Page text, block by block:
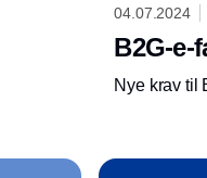
04.07.2024
B2G-e-
Nye krav til